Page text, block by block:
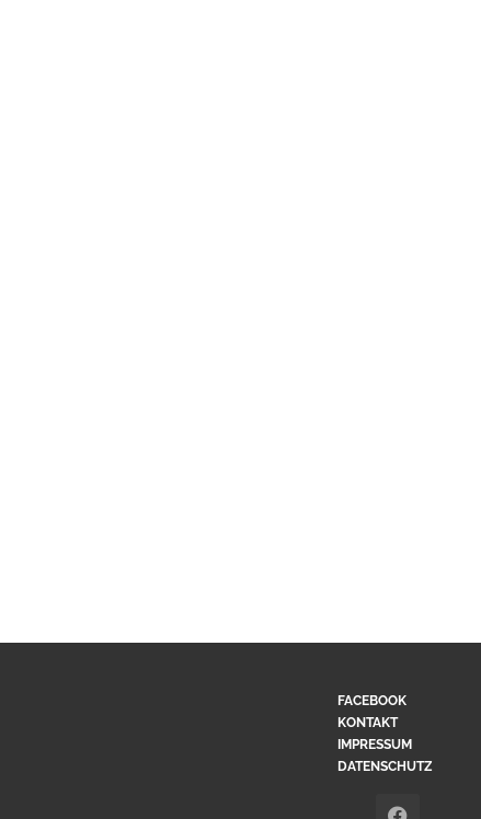
FACEBOOK
KONTAKT
IMPRESSUM
DATENSCHUTZ